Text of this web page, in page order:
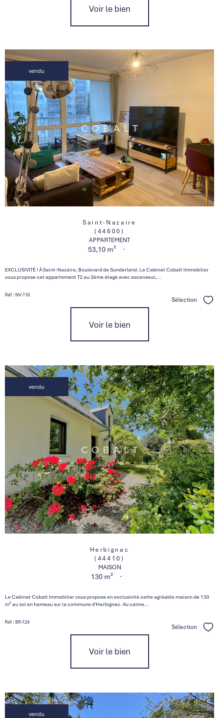
Voir le bien
vendu
Saint-Nazaire
(44600)
APPARTEMENT
53,10 m² -
EXCLUSIVITÉ ! À Saint-Nazaire, Boulevard de Sunderland. Le Cabinet Cobalt Immobilier
vous propose cet appartement T2 au 3ème étage avec ascenseur,...
Réf : NV-116
Sélection
Voir le bien
vendu
Herbignac
(44410)
MAISON
130 m² -
Le Cabinet Cobalt Immobilier vous propose en exclusivité cette agréable maison de 130
m² au sol en hameau sur la commune d'Herbignac. Au calme...
Réf : BR-124
Sélection
Voir le bien
vendu